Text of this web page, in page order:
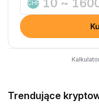
CHF
Trendujące